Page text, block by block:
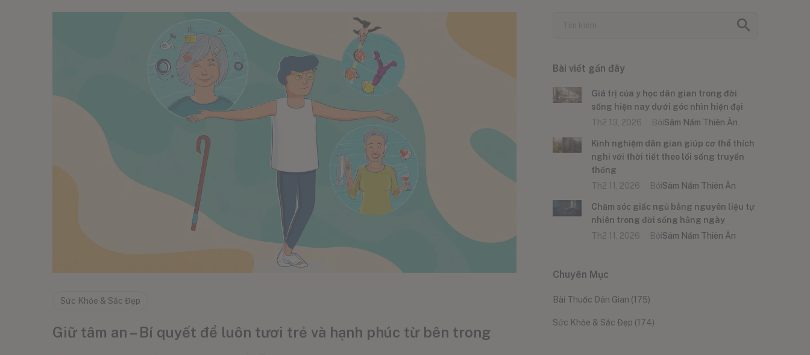
Sức Khỏe & Sắc Đẹp
Giữ tâm an – Bí quyết để luôn tươi trẻ và hạnh phúc từ bên trong
Bài viết gần đây
Giá trị của y học dân gian trong đời
sống hiện nay dưới góc nhìn hiện đại
Th2 13, 2026
BởiSâm Nấm Thiên Ân
Kinh nghiệm dân gian giúp cơ thể thích
nghi với thời tiết theo lối sống truyền
thống
Th2 11, 2026
BởiSâm Nấm Thiên Ân
Chăm sóc giấc ngủ bằng nguyên liệu tự
nhiên trong đời sống hằng ngày
Th2 11, 2026
BởiSâm Nấm Thiên Ân
Chuyên Mục
Bài Thuốc Dân Gian (175)
Sức Khỏe & Sắc Đẹp (174)